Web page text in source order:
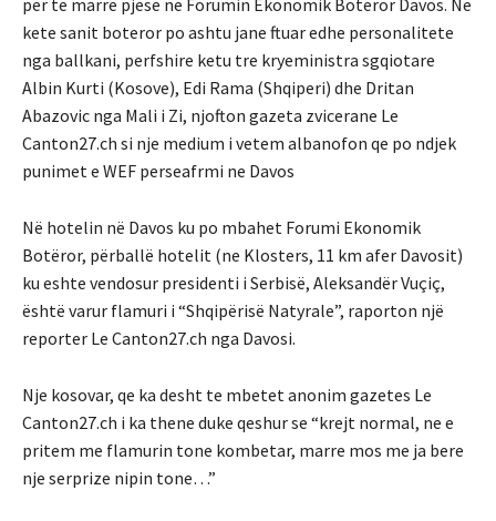
kete sanit boteror po ashtu jane ftuar edhe personalitete
nga ballkani, perfshire ketu tre kryeministra sgqiotare
Albin Kurti (Kosove), Edi Rama (Shqiperi) dhe Dritan
Abazovic nga Mali i Zi, njofton gazeta zvicerane Le
Canton27.ch si nje medium i vetem albanofon qe po ndjek
punimet e WEF perseafrmi ne Davos
Në hotelin në Davos ku po mbahet Forumi Ekonomik
Botëror, përballë hotelit (ne Klosters, 11 km afer Davosit)
ku eshte vendosur presidenti i Serbisë, Aleksandër Vuçiç,
është varur flamuri i “Shqipërisë Natyrale”, raporton një
reporter Le Canton27.ch nga Davosi.
Nje kosovar, qe ka desht te mbetet anonim gazetes Le
Canton27.ch i ka thene duke qeshur se “krejt normal, ne e
pritem me flamurin tone kombetar, marre mos me ja bere
nje serprize nipin tone…”